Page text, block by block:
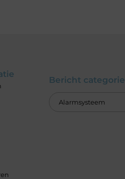
Bericht categorie